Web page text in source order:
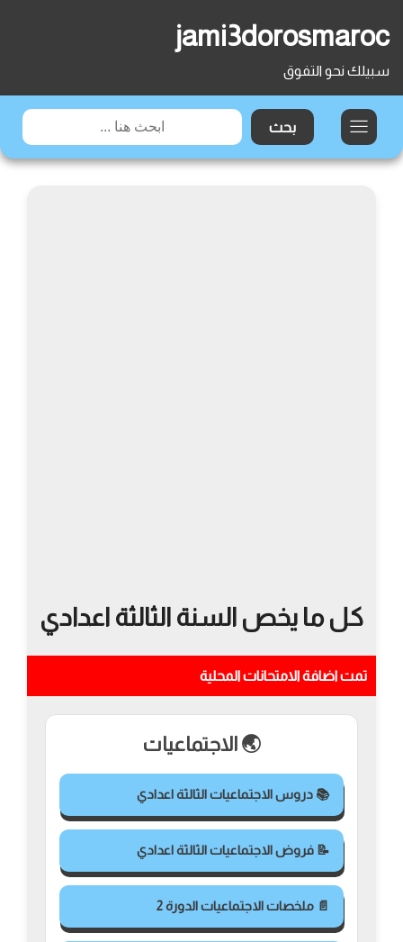
jami3dorosmaroc
سبيلك نحو التفوق
كل ما يخص السنة الثالثة اعدادي
تمت اضافة الامتحانات المحلية
🌏 الاجتماعيات
📚 دروس الاجتماعيات الثالثة اعدادي
📝 فروض الاجتماعيات الثالثة اعدادي
📄 ملخصات الاجتماعيات الدورة 2